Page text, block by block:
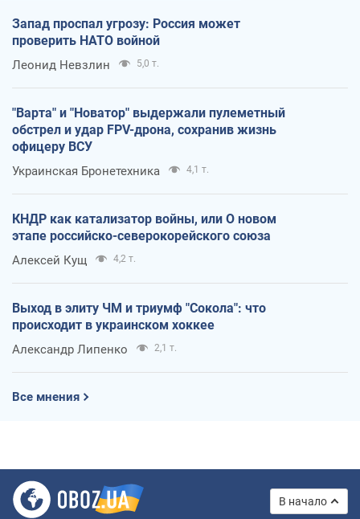
Запад проспал угрозу: Россия может
проверить НАТО войной
Леонид Невзлин 5,0 т.
"Варта" и "Новатор" выдержали пулеметный
обстрел и удар FPV-дрона, сохранив жизнь
офицеру ВСУ
Украинская Бронетехника 4,1 т.
КНДР как катализатор войны, или О новом
этапе российско-северокорейского союза
Алексей Кущ 4,2 т.
Выход в элиту ЧМ и триумф "Сокола": что
происходит в украинском хоккее
Александр Липенко 2,1 т.
Все мнения
В начало